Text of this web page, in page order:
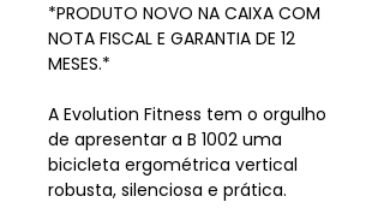
*PRODUTO NOVO NA CAIXA COM
NOTA FISCAL E GARANTIA DE 12
MESES.*
A Evolution Fitness tem o orgulho
de apresentar a B 1002 uma
bicicleta ergométrica vertical
robusta, silenciosa e prática.